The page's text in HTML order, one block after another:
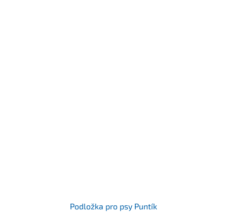
Podložka pro psy Puntík